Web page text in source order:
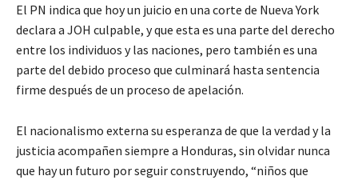
El PN indica que hoy un juicio en una corte de Nueva York
declara a JOH culpable, y que esta es una parte del derecho
entre los individuos y las naciones, pero también es una
parte del debido proceso que culminará hasta sentencia
firme después de un proceso de apelación.
El nacionalismo externa su esperanza de que la verdad y la
justicia acompañen siempre a Honduras, sin olvidar nunca
que hay un futuro por seguir construyendo, “niños que